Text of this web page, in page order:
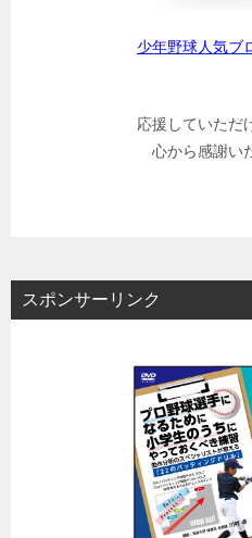
少年野球人気ブ
応援していただ
心から感謝い
スポンサーリンク